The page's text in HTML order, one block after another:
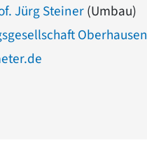
Jürg Steiner(Umbau)
Oberhausen